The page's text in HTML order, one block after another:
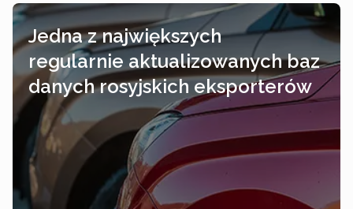
Jedna z największych
regularnie aktualizowanych baz
danych rosyjskich eksporterów